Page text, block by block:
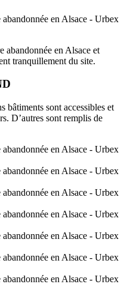
abandonnée en Alsace et
tranquillement du site.
bâtiments sont accessibles et
D’autres sont remplis de